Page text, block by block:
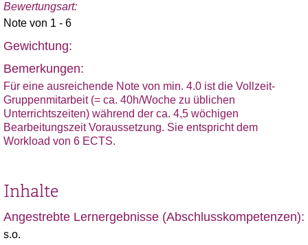
Bewertungsart:
Note von 1 - 6
Gewichtung:
Bemerkungen:
Für eine ausreichende Note von min. 4.0 ist die Vollzeit-
Gruppenmitarbeit (= ca. 40h/Woche zu üblichen
Unterrichtszeiten) während der ca. 4,5 wöchigen
Bearbeitungszeit Voraussetzung. Sie entspricht dem
Workload von 6 ECTS.
Inhalte
Angestrebte Lernergebnisse (Abschlusskompetenzen):
s.o.